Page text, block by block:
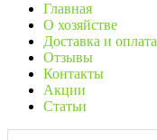
Главная
О хозяйстве
Доставка и оплата
Отзывы
Контакты
Акции
Статьи